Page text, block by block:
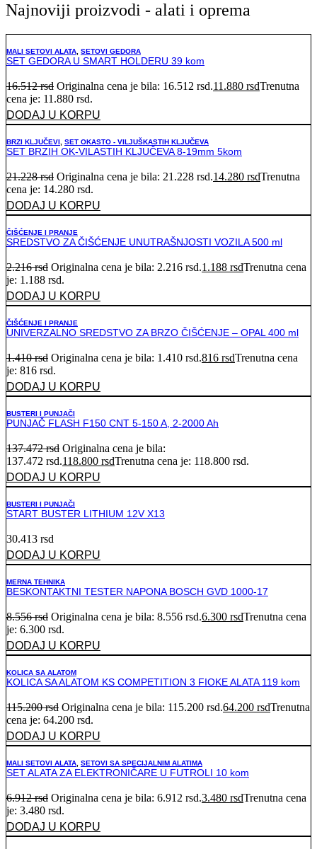
Najnoviji proizvodi - alati i oprema
MALI SETOVI ALATA SETOVI GEDORA
SET GEDORA U SMART HOLDERU 39 kom
16.512rsd Originalna cena je bila: 16.512 rsd.11.880 rsdTrenutna
cena je: 11.880 rsd.
DODAJ U KORPU
BRZI KLJUČEVI SET OKASTO - VILJUŠKASTIH KLJUČEVA
SET BRZIH OK-VILASTIH KLJUČEVA 8-19mm 5kom
21.228rsd Originalna cena je bila: 21.228 rsd.14.280 rsdTrenutna
cena je: 14.280 rsd.
DODAJ U KORPU
ČIŠĆENJE I PRANJE
SREDSTVO ZA ČIŠĆENJE UNUTRAŠNJOSTI VOZILA 500 ml
2.216rsd Originalna cena je bila: 2.216 rsd.1.188 rsdTrenutna cena
je: 1.188 rsd.
DODAJ U KORPU
ČIŠĆENJE I PRANJE
UNIVERZALNO SREDSTVO ZA BRZO ČIŠĆENJE – OPAL 400 ml
1.410rsd Originalna cena je bila: 1.410 rsd.816 rsdTrenutna cena
je: 816 rsd.
DODAJ U KORPU
BUSTERI I PUNJAČI
PUNJAČ FLASH F150 CNT 5-150 A, 2-2000 Ah
137.472rsd Originalna cena je bila:
137.472 rsd.118.800 rsdTrenutna cena je: 118.800 rsd.
DODAJ U KORPU
BUSTERI I PUNJAČI
START BUSTER LITHIUM 12V X13
30.413 rsd
DODAJ U KORPU
MERNA TEHNIKA
BESKONTAKTNI TESTER NAPONA BOSCH GVD 1000-17
8.556rsd Originalna cena je bila: 8.556 rsd.6.300 rsdTrenutna cena
je: 6.300 rsd.
DODAJ U KORPU
KOLICA SA ALATOM
KOLICA SA ALATOM KS COMPETITION 3 FIOKE ALATA 119 kom
115.200rsd Originalna cena je bila: 115.200 rsd.64.200 rsdTrenutna
cena je: 64.200 rsd.
DODAJ U KORPU
MALI SETOVI ALATA SETOVI SA SPECIJALNIM ALATIMA
SET ALATA ZA ELEKTRONIČARE U FUTROLI 10 kom
6.912rsd Originalna cena je bila: 6.912 rsd.3.480 rsdTrenutna cena
je: 3.480 rsd.
DODAJ U KORPU